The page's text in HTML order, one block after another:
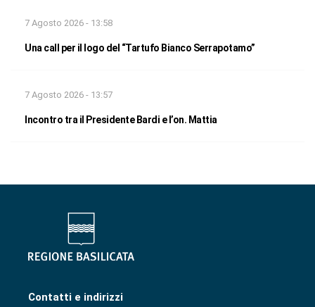
7 Agosto 2026 - 13:58
Una call per il logo del “Tartufo Bianco Serrapotamo”
7 Agosto 2026 - 13:57
Incontro tra il Presidente Bardi e l’on. Mattia
Contatti e indirizzi